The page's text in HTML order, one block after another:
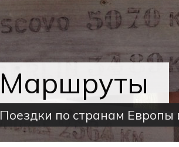
Маршруты
Поездки по странам Европы